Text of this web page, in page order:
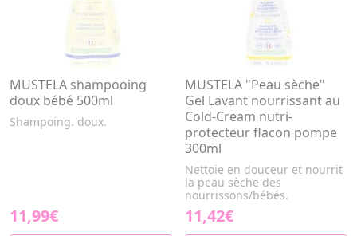
MUSTELA shampooing
doux bébé 500ml
Shampoing. doux.
11,99€
MUSTELA "Peau sèche"
Gel Lavant nourrissant au
Cold-Cream nutri-
protecteur flacon pompe
300ml
Nettoie en douceur et nourrit
la peau sèche des
nourrissons/bébés.
11,42€